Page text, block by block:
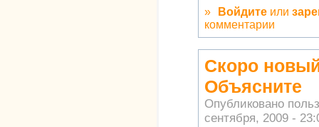
» Войдите или
комментарии
Скоро
Объясните
Опубликовано
сентября, 2009 -